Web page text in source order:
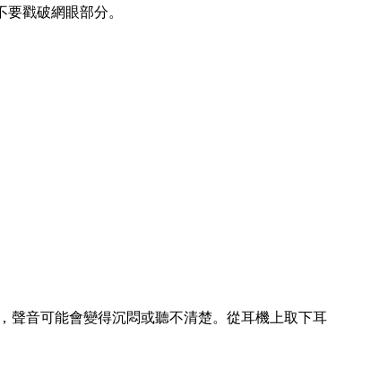
戳破網眼部分。
聲音可能會變得沉悶或聽不清楚。從耳機上取下耳